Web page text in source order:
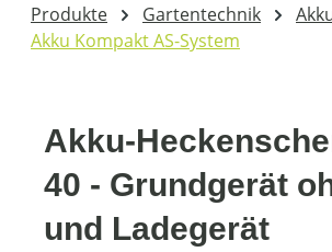
Produkte Gartentechnik
Akku Kompakt AS-System
Akku-
40 - Grundgerät
und Ladegerät